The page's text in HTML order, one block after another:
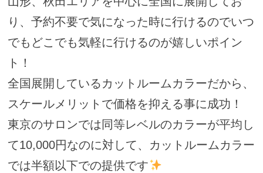
り、予約不要で気になった時に行けるのでいつ
でもどこでも気軽に行けるのが嬉しいポイン
ト！
全国展開しているカットルームカラーだから、
スケールメリットで価格を抑える事に成功！
東京のサロンでは同等レベルのカラーが平均し
て10,000円なのに対して、カットルームカラー
では半額以下での提供です